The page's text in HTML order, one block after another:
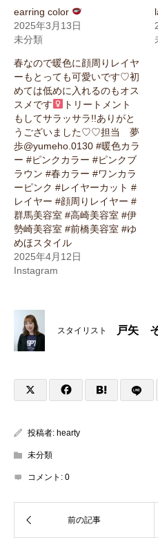
earring color
2025年3月13日
未分類
春なので暖色に顔周りレイヤ
ーもとっても可愛いです♡初
めては低めに入れるのもオス
スメです‍
トリートメント
もしてサラッサラ!!ありがと
うございました♡♡担当 夢
歩@yumeho.0130 #暖色カラ
ー #ピンクカラー #ピンクブ
ラウン #春カラー #ワンカラ
ーピンク #レイヤーカット #
レイヤー #顔周りレイヤー #
群馬美容室 #高崎美容室 #伊
勢崎美容室 #前橋美容室 #ゆ
めほスタイル
2025年4月12日
Instagram
スタイリスト 戸矢
投稿者: hearty
未分類
コメント: 0